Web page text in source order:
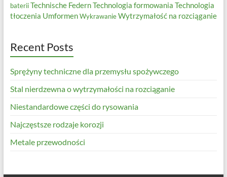
baterii Technische FedernTechnologia formowania Technologia
tłoczenia Umformen Wykrawanie Wytrzymałość na rozciąganie
Recent Posts
Sprężyny techniczne dla przemysłu spożywczego
Stal nierdzewna o wytrzymałości na rozciąganie
Niestandardowe części do rysowania
Najczęstsze rodzaje korozji
Metale przewodności